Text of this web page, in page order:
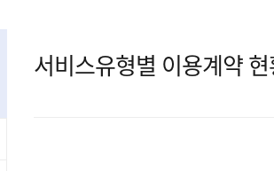
서비스유형별 이용계약